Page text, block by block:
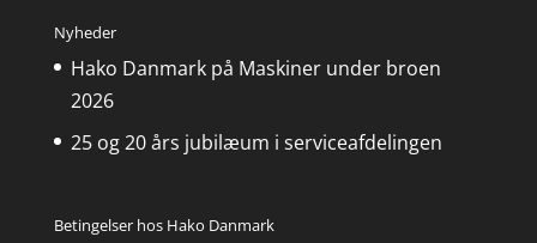
Nyheder
Hako Danmark på Maskiner under broen
2026
25 og 20 års jubilæum i serviceafdelingen
Betingelser hos Hako Danmark